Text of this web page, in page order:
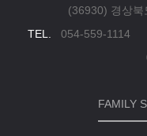
(36930) 경상북
TEL.
054-559-1114
FAMILY